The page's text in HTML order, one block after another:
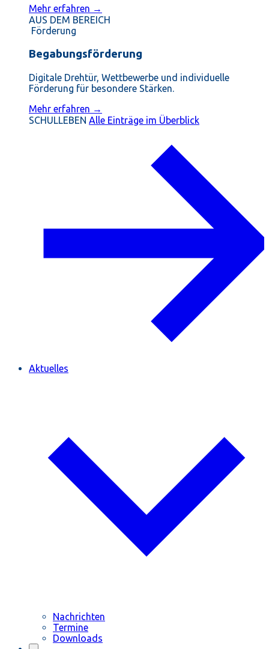
Mehr erfahren →
AUS DEM BEREICH
Förderung
Begabungsförderung
Digitale Drehtür, Wettbewerbe und individuelle
Förderung für besondere Stärken.
Mehr erfahren →
SCHULLEBEN Alle Einträge im Überblick
Aktuelles
Nachrichten
Termine
Downloads